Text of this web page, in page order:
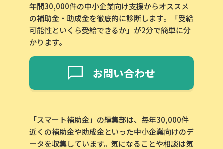
年間30,000件の中小企業向け支援からオススメ
の補助金・助成金を徹底的に診断します。「受給
可能性といくら受給できるか」が2分で簡単に分
かります。
お問い合わせ
「スマート補助金」の編集部は、毎年30,000件
近くの補助金や助成金といった中小企業向けのデ
ータを収集しています。気になることや相談は気